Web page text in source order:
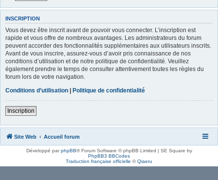
INSCRIPTION
Vous devez être inscrit avant de pouvoir vous connecter. L’inscription est
rapide et vous offre de nombreux avantages. Les administrateurs du forum
peuvent accorder des fonctionnalités supplémentaires aux utilisateurs inscrits.
Avant de vous inscrire, assurez-vous d’avoir pris connaissance de nos
conditions d’utilisation et de notre politique de confidentialité. Veuillez
également prendre le temps de consulter attentivement toutes les règles du
forum lors de votre navigation.
Conditions d’utilisation | Politique de confidentialité
Inscription
Site Web Accueil forum
Développé parphpBB® Forum Software © phpBB Limited | SE Square by
PhpBB3 BBCodes
Traduction française officielle ©Qiaeru